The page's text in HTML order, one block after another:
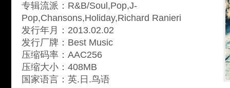
专辑流派：R&B/Soul,Pop,J-
Pop,Chansons,Holiday,Richard Ranieri
发行年月：2013.02.02
发行厂牌：Best Music
压缩码率：AAC256
压缩大小：408MB
国家语言：英.日.鸟语